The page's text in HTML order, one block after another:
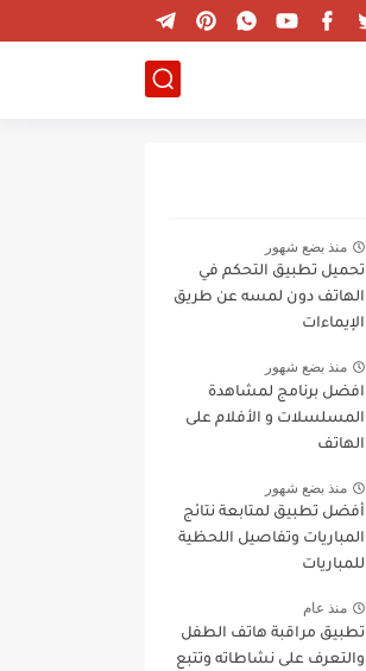
منذ بضع شهور
تحميل تطبيق التحكم في
الهاتف دون لمسه عن طريق
الإيماءات
منذ بضع شهور
افضل برنامج لمشاهدة
المسلسلات و الأفلام على
الهاتف
منذ بضع شهور
أفضل تطبيق لمتابعة نتائج
المباريات وتفاصيل اللحظية
للمباريات
منذ عام
تطبيق مراقبة هاتف الطفل
والتعرف على نشاطاته وتتبع